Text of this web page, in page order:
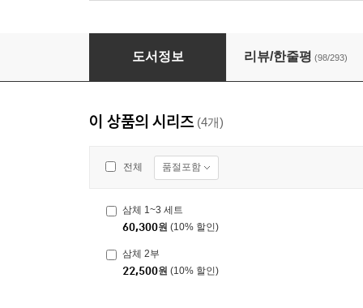
삼체 1부
도서정보 리뷰/한줄평 (98/293)
이 상품의 시리즈 (4개)
전체 품절포함
삼체 1~3 세트
60,300원 (10% 할인)
삼체 2부
22,500원 (10% 할인)